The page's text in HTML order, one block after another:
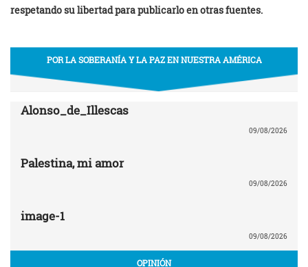
respetando su libertad para publicarlo en otras fuentes.
POR LA SOBERANÍA Y LA PAZ EN NUESTRA AMÉRICA
Alonso_de_Illescas
09/08/2026
Palestina, mi amor
09/08/2026
image-1
09/08/2026
OPINIÓN